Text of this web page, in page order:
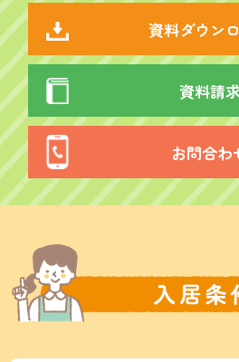
資料ダウン
資料請
お問合わ